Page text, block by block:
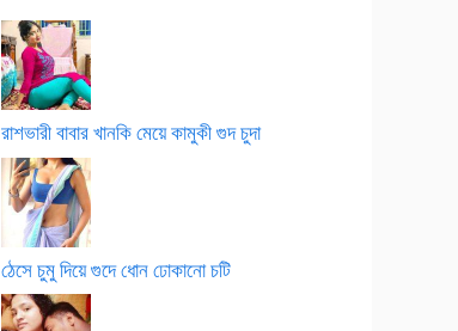
রাশভারী বাবার খানকি মেয়ে কামুকী গুদ চুদা
ঠেসে চুমু দিয়ে গুদে ধোন ঢোকানো চটি